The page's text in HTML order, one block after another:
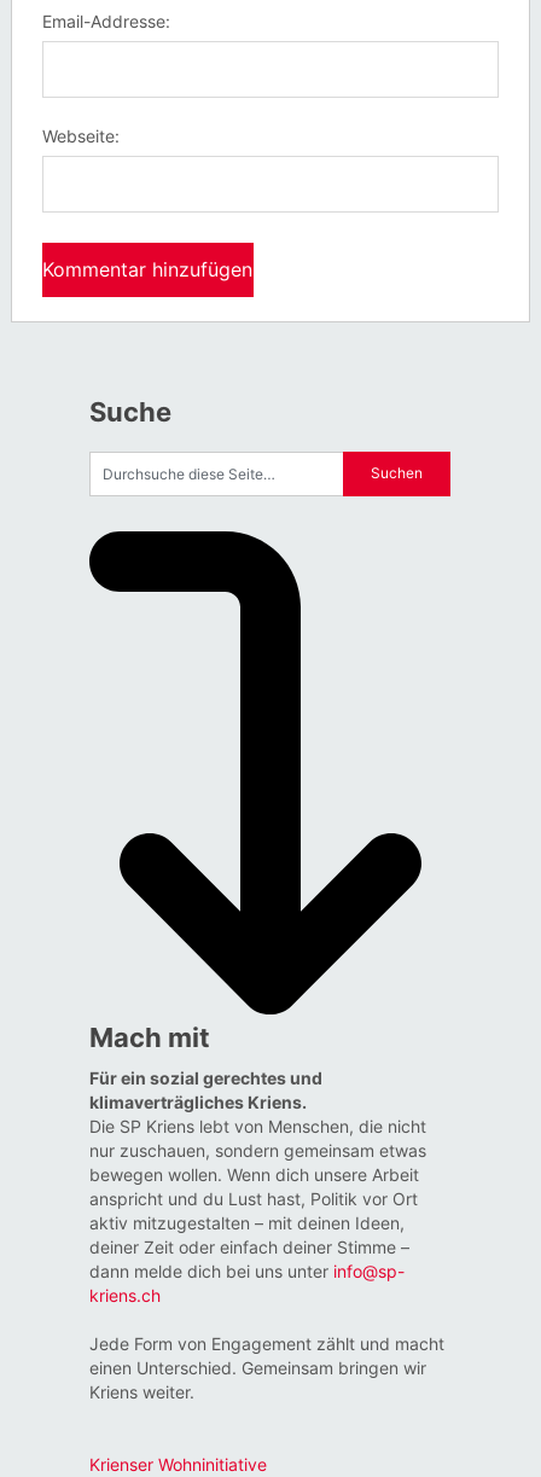
Email-Addresse:
Webseite:
Suche
Mach mit
Für ein sozial gerechtes und
klimaverträgliches Kriens.
Die SP Kriens lebt von Menschen, die nicht
nur zuschauen, sondern gemeinsam etwas
bewegen wollen. Wenn dich unsere Arbeit
anspricht und du Lust hast, Politik vor Ort
aktiv mitzugestalten – mit deinen Ideen,
deiner Zeit oder einfach deiner Stimme –
dann melde dich bei uns unter info@sp-
kriens.ch
Jede Form von Engagement zählt und macht
einen Unterschied. Gemeinsam bringen wir
Kriens weiter.
Krienser Wohninitiative